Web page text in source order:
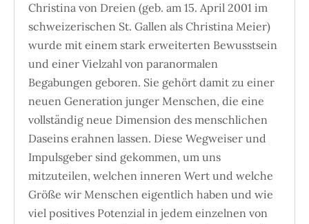
Christina von Dreien (geb. am 15. April 2001 im
schweizerischen St. Gallen als Christina Meier)
wurde mit einem stark erweiterten Bewusstsein
und einer Vielzahl von paranormalen
Begabungen geboren. Sie gehört damit zu einer
neuen Generation junger Menschen, die eine
vollständig neue Dimension des menschlichen
Daseins erahnen lassen. Diese Wegweiser und
Impulsgeber sind gekommen, um uns
mitzuteilen, welchen inneren Wert und welche
Größe wir Menschen eigentlich haben und wie
viel positives Potenzial in jedem einzelnen von